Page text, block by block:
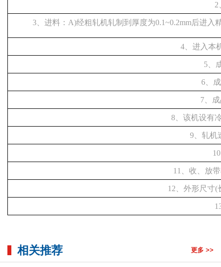
2
3、进料： A)经粗轧机轧制到厚度为0.1~0.2mm后进
4、进入本
5、
6、
7、
8、该机设有
9、轧机
11、收、放
12、外形尺寸(
相关推荐 更多 >>